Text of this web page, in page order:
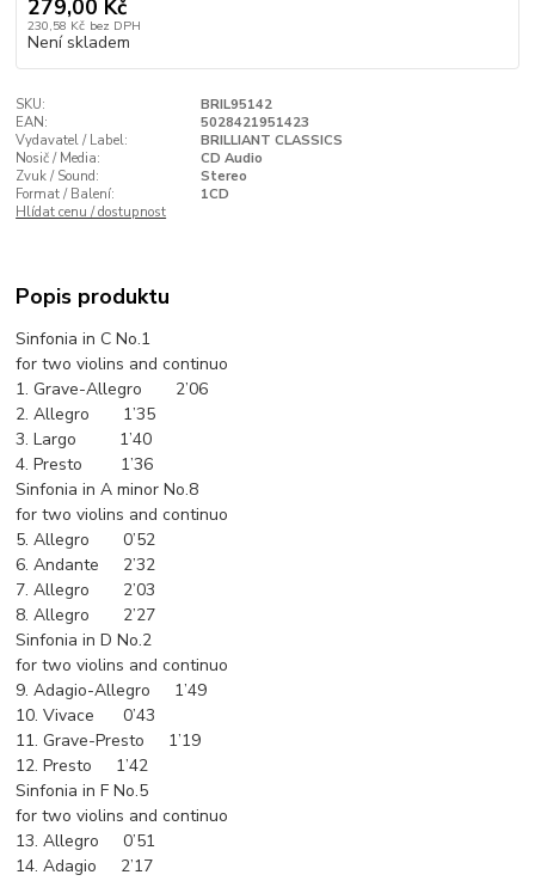
279,00 Kč
230,58 Kč bez DPH
Není skladem
SKU:
BRIL95142
EAN:
5028421951423
Vydavatel / Label:
BRILLIANT CLASSICS
Nosič / Media:
CD Audio
Zvuk / Sound:
Stereo
Format / Balení:
1CD
Hlídat cenu / dostupnost
Popis produktu
Sinfonia in C No.1
for two violins and continuo
1. Grave-Allegro 2’06
2. Allegro 1’35
3. Largo 1’40
4. Presto 1’36
Sinfonia in A minor No.8
for two violins and continuo
5. Allegro 0’52
6. Andante 2’32
7. Allegro 2’03
8. Allegro 2’27
Sinfonia in D No.2
for two violins and continuo
9. Adagio-Allegro 1’49
10. Vivace 0’43
11. Grave-Presto 1’19
12. Presto 1’42
Sinfonia in F No.5
for two violins and continuo
13. Allegro 0’51
14. Adagio 2’17